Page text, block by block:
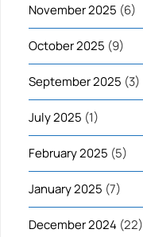
November 2025 (6)
October 2025 (9)
September 2025 (3)
July 2025 (1)
February 2025 (5)
January 2025 (7)
December 2024 (22)